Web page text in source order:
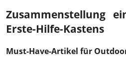
Zusammenstellung
Erste-Hilfe-Kastens
Must-Have-Artikel für